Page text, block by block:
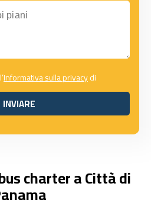
Informativa sulla privacydi
INVIARE
INVIARE
charter a Città di